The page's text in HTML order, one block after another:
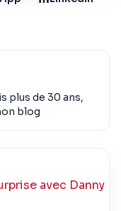
plus de 30 ans,
blog
avec Danny